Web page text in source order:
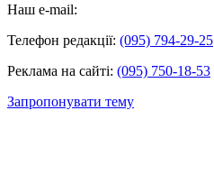
Наш e-mail:
Телефон редакції: (095) 794-29-25
Реклама на сайті: (095) 750-18-53
Запропонувати тему